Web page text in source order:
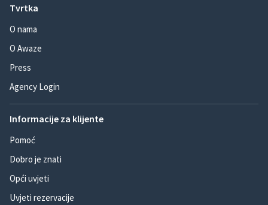
Tvrtka
O nama
O Awaze
Press
Agency Login
Informacije za klijente
Pomoć
Dobro je znati
Opći uvjeti
Uvjeti rezervacije